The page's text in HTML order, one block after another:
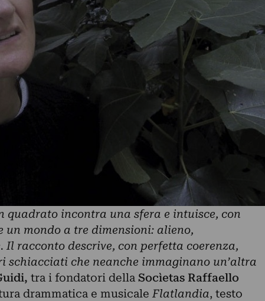
quadrato incontra una sfera e intuisce, con
un mondo a tre dimensioni: alieno,
racconto descrive, con perfetta coerenza,
schiacciati che neanche immaginano un’altra
tra i fondatori dellaSocìetas Raffaello
drammatica e musicale Flatlandia, testo